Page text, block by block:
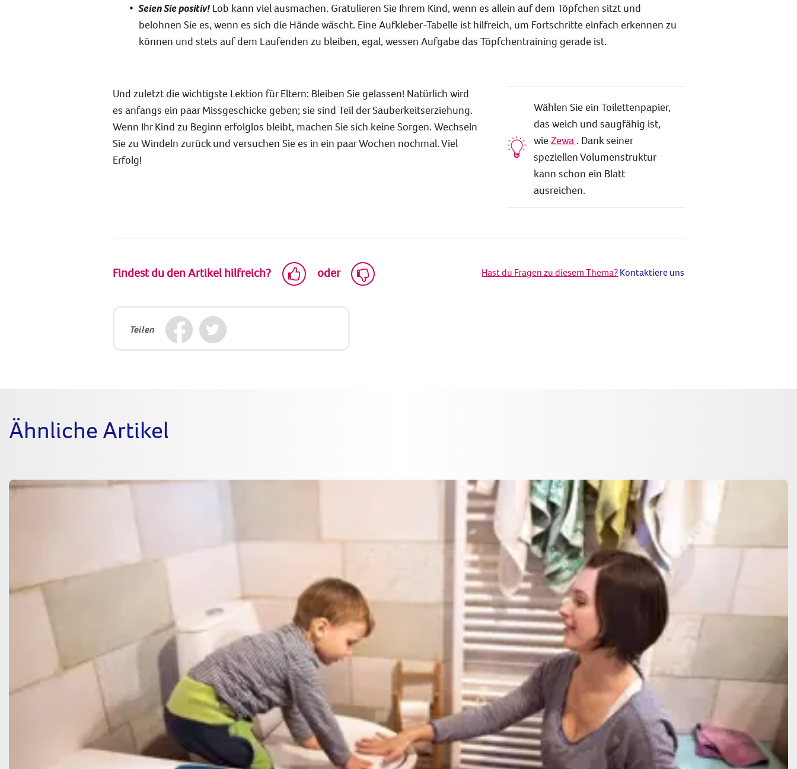
Seien Sie positiv!Lob kann viel ausmachen. Gratulieren Sie Ihrem Kind, wenn es allein auf dem Töpfchen sitzt und
belohnen Sie es, wenn es sich die Hände wäscht. Eine Aufkleber-Tabelle ist hilfreich, um Fortschritte einfach erkennen zu
können und stets auf dem Laufenden zu bleiben, egal, wessen Aufgabe das Töpfchentraining gerade ist.
Wählen Sie ein Toilettenpapier,
das weich und saugfähig ist,
wieZewa . Dank seiner
speziellen Volumenstruktur
kann schon ein Blatt
ausreichen.
Und zuletzt die wichtigste Lektion für Eltern: Bleiben Sie gelassen! Natürlich wird
es anfangs ein paar Missgeschicke geben; sie sind Teil der Sauberkeitserziehung.
Wenn Ihr Kind zu Beginn erfolglos bleibt, machen Sie sich keine Sorgen. Wechseln
Sie zu Windeln zurück und versuchen Sie es in ein paar Wochen nochmal. Viel
Erfolg!
Findest du den Artikel hilfreich? oder Hast du Fragen zu diesem Thema? Kontaktiere uns
Teilen
Ähnliche Artikel